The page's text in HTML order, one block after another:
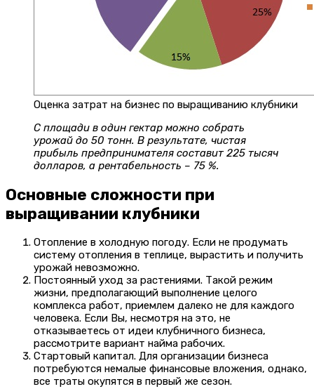
Оценка затрат на бизнес по выращиванию клубники
С площади в один гектар можно собрать
урожай до 50 тонн. В результате, чистая
прибыль предпринимателя составит 225 тысяч
долларов, а рентабельность – 75 %.
Основные сложности при
выращивании клубники
Отопление в холодную погоду. Если не продумать
систему отопления в теплице, вырастить и получить
урожай невозможно.
Постоянный уход за растениями. Такой режим
жизни, предполагающий выполнение целого
комплекса работ, приемлем далеко не для каждого
человека. Если Вы, несмотря на это, не
отказываетесь от идеи клубничного бизнеса,
рассмотрите вариант найма рабочих.
Стартовый капитал. Для организации бизнеса
потребуются немалые финансовые вложения, однако,
все траты окупятся в первый же сезон.